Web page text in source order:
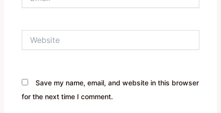
Save my name, email, and website in this browser
for the next time I comment.